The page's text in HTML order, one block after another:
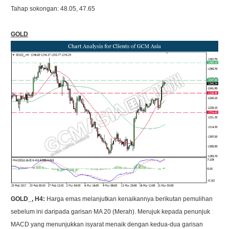
Tahap sokongan: 48.05, 47.65
GOLD
GOLD_, H4: Harga emas melanjutkan kenaikannya berikutan pemulihan
sebelum ini daripada garisan MA 20 (Merah). Merujuk kepada penunjuk
MACD yang menunjukkan isyarat menaik dengan kedua-dua garisan